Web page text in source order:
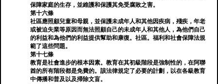
保障家庭的生存，並維護和保護其免受腐敗之害。
第十六條
社區應照顧兒童和母親，並保護未成年人和其他因疾病，殘疾，年老
或被迫失業等原因而無法照顧自己的未成年人和其他人，為他們自己
的利益和為他們的利益提供幫助和康復。社區。福利和社會保障法規
範了這些問題。
第十七條
教育是社會進步的根本因素。教育在其初級階段是強制性的，在阿聯
酋的所有階段都是免費的。該法律規定了必要的計劃，以在各級教育
中傳播和普及以及掃除文盲。